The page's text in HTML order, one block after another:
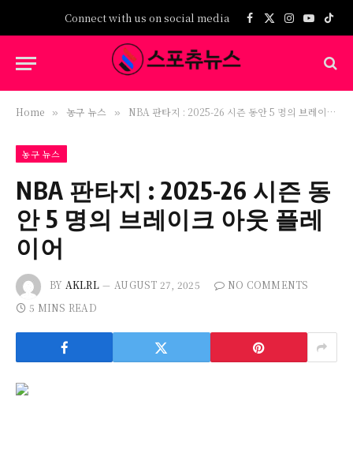
Connect with us on social media Facebook
X
Instagram
Home » 농구 뉴스 » NBA 판타지 : 2025-26 시즌 동안 5 명의 브레이크 아웃 플레이어
농구 뉴스
NBA 판타지 : 2025-26 시즌 동
안 5 명의 브레이크 아웃 플레
이어
BY AKLRL AUGUST 27, 2025
NO COMMENTS
5 MINS READ